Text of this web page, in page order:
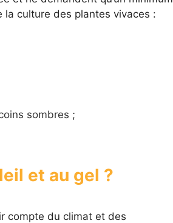
la culture des plantes vivaces :
sombres ;
et au gel ?
compte du climat et des